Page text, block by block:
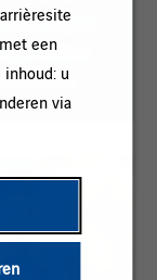
een
u
via
pagina
echter